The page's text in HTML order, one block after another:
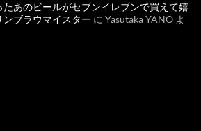
あのビールがセブンイレブンで買えて嬉
ンブラウマイスター に Yasutaka YANO よ